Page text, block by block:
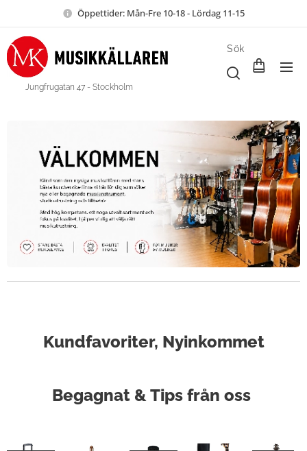
Öppettider: Mån-Fre 10-18 - Lördag 11-15
Jungfrugatan 47 - Stockholm
Sök
Kundfavoriter, Nyinkommet
Begagnat & Tips från oss